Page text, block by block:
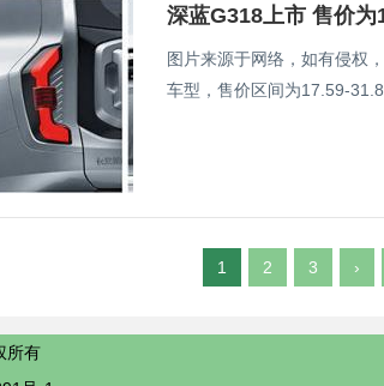
深蓝G318上市 售价为
图片来源于网络，如有侵
车型，售价区间为17.59-
1 2 3 ›
所有